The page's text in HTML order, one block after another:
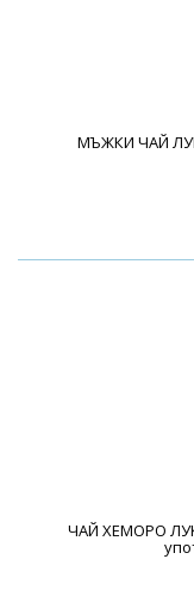
МЪЖКИ ЧАЙ
ЧАЙ ХЕМОРО